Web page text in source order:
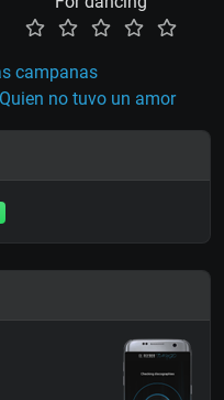
campanas
Quien no tuvo un amor